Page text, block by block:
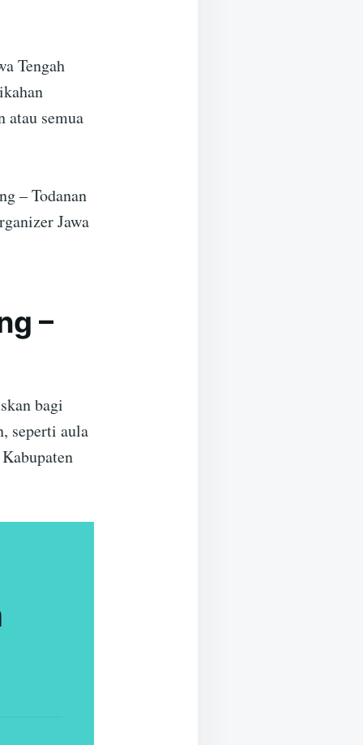
Tengah
atau semua
– Todanan
Jawa
–
bagi
seperti aula